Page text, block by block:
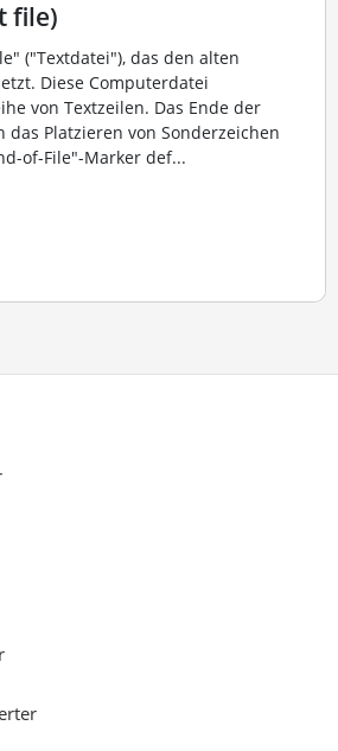
file)
("Textdatei"), das den alten
Diese Computerdatei
von Textzeilen. Das Ende der
Platzieren von Sonderzeichen
of-File"-Marker def...